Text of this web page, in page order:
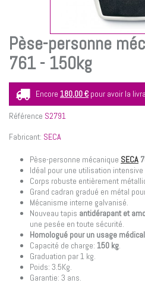
Pèse-personne
761 - 150kg
Encore 180,00 € pour avoir la
Référence S2791
Fabricant: SECA
Pèse-personne mécanique SECA
Idéal pour une utilisation
Corps robuste entièrement
Grand cadran gradué en métal
Mécanisme interne galvanisé.
Nouveau tapis antidérapant et
une pesée en toute sécurité.
Homologué pour un usage
Capacité de charge: 150 kg.
Graduation par 1 kg.
Poids: 3.5Kg.
Garantie: 3 ans.